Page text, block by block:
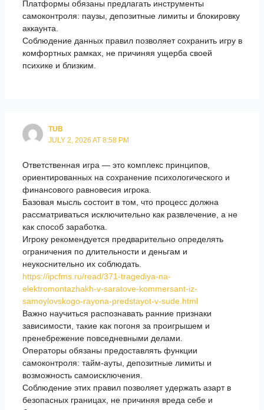
Платформы обязаны предлагать инструменты
самоконтроля: паузы, депозитные лимиты и блокировку
аккаунта.
Соблюдение данных правил позволяет сохранить игру в
комфортных рамках, не причиняя ущерба своей
психике и близким.
TUB
JULY 2, 2026 AT 8:58 PM
Ответственная игра — это комплекс принципов,
ориентированных на сохранение психологического и
финансового равновесия игрока.
Базовая мысль состоит в том, что процесс должна
рассматриваться исключительно как развлечение, а не
как способ заработка.
Игроку рекомендуется предварительно определять
ограничения по длительности и деньгам и
неукоснительно их соблюдать.
https://ipcfms.ru/read/371-tragediya-na-
elektromontazhakh-v-saratove-kommersant-iz-
samoylovskogo-rayona-predstayot-v-sude.html
Важно научиться распознавать ранние признаки
зависимости, такие как погоня за проигрышем и
пренебрежение повседневными делами.
Операторы обязаны предоставлять функции
самоконтроля: тайм-ауты, депозитные лимиты и
возможность самоисключения.
Соблюдение этих правил позволяет удержать азарт в
безопасных границах, не причиняя вреда себе и